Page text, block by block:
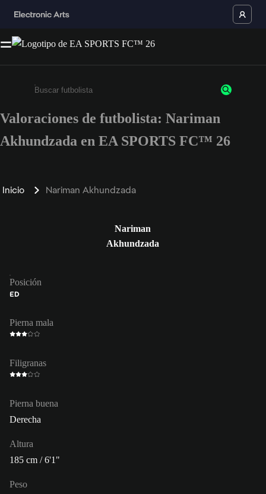
Escribe un mínimo de 3 caracteres o números.
Valoraciones de futbolista: Nariman
Akhundzada en EA SPORTS FC™ 26
Inicio Nariman Akhundzada
Nariman
Akhundzada
Posición
ED
Pierna mala
Filigranas
Pierna buena
Derecha
Altura
185 cm / 6'1"
Peso